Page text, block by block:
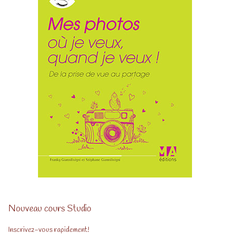
Nouveau cours Studio
Inscrivez-vous rapidement!